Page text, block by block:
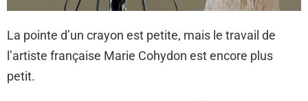
La pointe d’un crayon est petite, mais le travail de
l’artiste française Marie Cohydon est encore plus
petit.